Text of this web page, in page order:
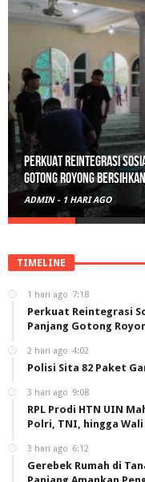
Polisi Sita 82 Paket
ADMIN - 2 HARI AGO
TIMELINE
1 hari ago 7:18
Perkuat Reintegrasi
Panjang Gotong
2 hari ago 4:02
Polisi Sita 82 Paket
3 hari ago 9:08
RPL Prodi HTN UIN
Polri, TNI, hingga
3 hari ago 6:12
Gerebek Rumah di